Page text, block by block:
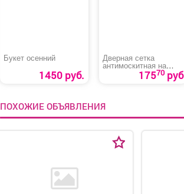
Букет осенний
1450 руб.
Дверная сетка
антимоскитная на
17570руб
ПОХОЖИЕ ОБЪЯВЛЕНИЯ